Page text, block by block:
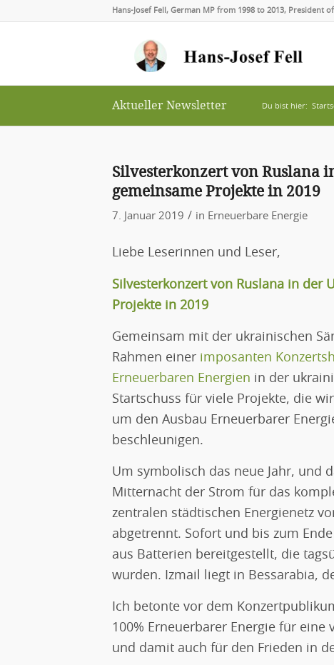
Hans-Josef Fell, German MP from 1998 to 2013, President
Aktueller Newsletter Du bist hier:
Silvesterkonzert von Ruslana
gemeinsame Projekte in 2019
7. Januar 2019 / in Erneuerbare Energie
Liebe Leserinnen und Leser,
Silvesterkonzert von Ruslana in der
Projekte in 2019
Gemeinsam mit der ukrainischen
Rahmen einer imposanten
Erneuerbaren Energien in der
Startschuss für viele Projekte, die
um den Ausbau Erneuerbarer
beschleunigen.
Um symbolisch das neue Jahr, und
Mitternacht der Strom für das
zentralen städtischen Energienetz
abgetrennt. Sofort und bis zum
aus Batterien bereitgestellt, die
wurden. Izmail liegt in Bessarabia,
Ich betonte vor dem
100% Erneuerbarer Energie für
und damit auch für den Frieden in